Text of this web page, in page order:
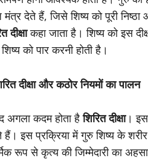
मंत्र देते हैं, जिसे शिष्य को पूरी
दीक्षाकहा जाता है। शिष्य को इस
शिष्य को पार करनी होती है।
दीक्षा और कठोर नियमों का पालन
अगला कदम होता हैशिरित दीक्षा। इस
इस प्रक्रिया में गुरु शिष्य के
रूप से कृत्य की जिम्मेदारी का